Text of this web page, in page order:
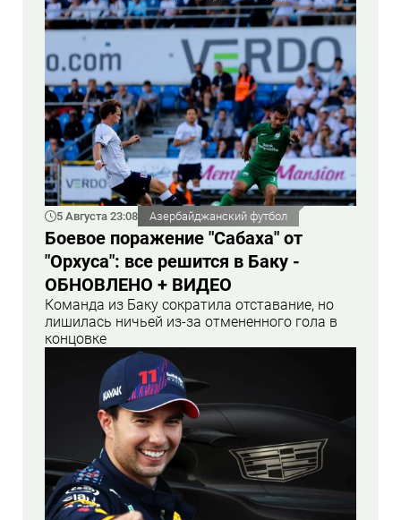
5 Августа 23:08 Азербайджанский футбол
Боевое поражение "Сабаха" от
"Орхуса": все решится в Баку -
ОБНОВЛЕНО + ВИДЕО
Команда из Баку сократила отставание, но
лишилась ничьей из-за отмененного гола в
концовке